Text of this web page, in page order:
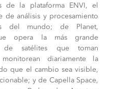
de la plataforma ENVI, el
de análisis y procesamiento
del mundo; de Planet,
opera la más grande
de satélites que toman
diariamente la
que el cambio sea visible,
y de Capella Space,